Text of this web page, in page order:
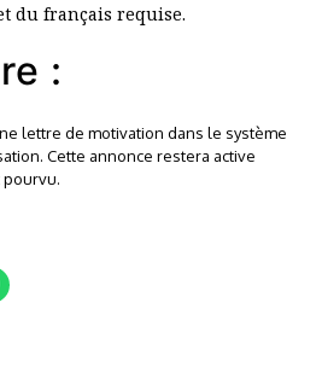
du français requise.
:
lettre de motivation dans le système
Cette annonce restera active
pourvu.